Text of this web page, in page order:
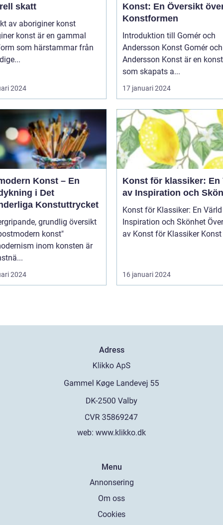
skatt
av aboriginer konst
konst är en gammal
som härstammar från
2024
Konst: En Översikt
Konstformen
Introduktion till Gomér och
Andersson Konst Gomér och
Andersson Konst är en
som skapats a...
17 januari 2024
Konst – En
i Det
Konstuttrycket
grundlig översikt
konst"
inom konsten är
2024
Konst för klassiker: En
av Inspiration och
Konst för Klassiker: En
Inspiration och Skönhet Översikt
av Konst för
16 januari 2024
Adress
web: www.klikko.dk
Menu
Annonsering
Om oss
Cookies